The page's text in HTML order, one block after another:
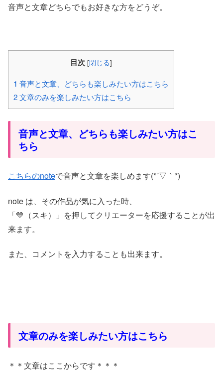
音声と文章どちらでもお好きな方をどうぞ。
目次 [閉じる]
1 音声と文章、どちらも楽しみたい方はこちら
2文章のみを楽しみたい方はこちら
音声と文章、どちらも楽しみたい方はこ
ちら
こちらのnoteで音声と文章を楽しめます(*´▽｀*)
note は、その作品が気に入った時、
「💛（スキ）」を押してクリエーターを応援することが出
来ます。
また、コメントを入力することも出来ます。
文章のみを楽しみたい方はこちら
＊＊文章はここからです＊＊＊